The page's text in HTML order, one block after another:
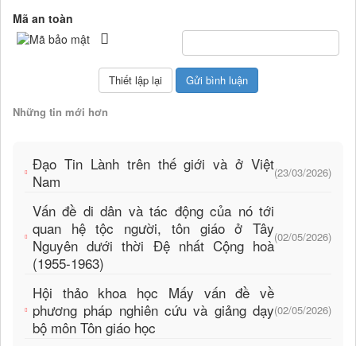
Mã an toàn
Những tin mới hơn
Đạo Tin Lành trên thế giới và ở Việt
Nam
(23/03/2026)
Vấn đề di dân và tác động của nó tới
quan hệ tộc người, tôn giáo ở Tây
Nguyên dưới thời Đệ nhất Cộng hoà
(1955-1963)
(02/05/2026)
Hội thảo khoa học Mấy vấn đề về
phương pháp nghiên cứu và giảng dạy
bộ môn Tôn giáo học
(02/05/2026)